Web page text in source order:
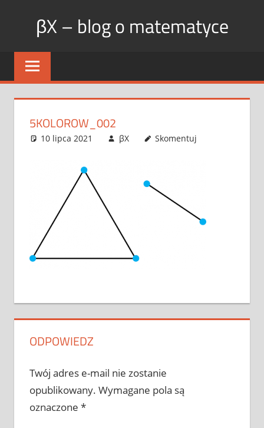
βX – blog o matematyce
5KOLOROW_002
10 lipca 2021 βX Skomentuj
ODPOWIEDZ
Twój adres e-mail nie zostanie
opublikowany. Wymagane pola są
oznaczone *